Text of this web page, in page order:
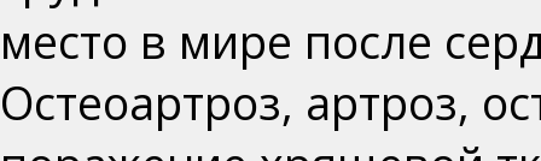
место в мире после
Остеоартроз, артроз,